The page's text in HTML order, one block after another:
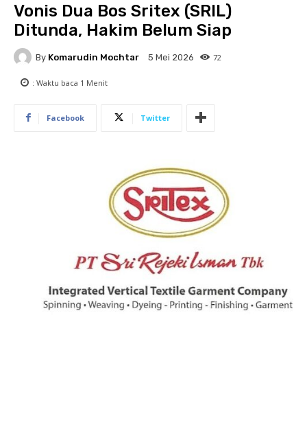
Vonis Dua Bos Sritex (SRIL)
Ditunda, Hakim Belum Siap
By Komarudin Mochtar 5 Mei 2026 72
: Waktu baca 1 Menit
Facebook Twitter